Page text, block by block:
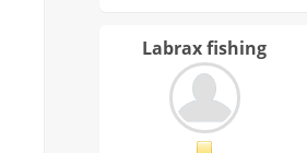
Labrax fishing